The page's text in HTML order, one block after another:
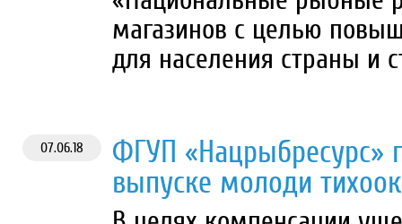
магазинов с целью
для населения страны и
07.06.18
ФГУП «Нацрыбресурс»
выпуске молоди